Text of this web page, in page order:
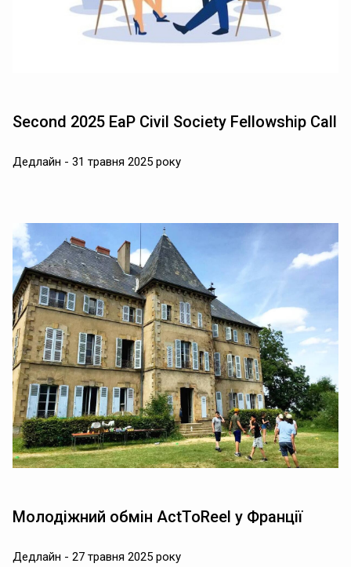
Second 2025 EaP Civil Society Fellowship Call
Дедлайн - 31 травня 2025 року
Молодіжний обмін ActToReel у Франції
Дедлайн - 27 травня 2025 року